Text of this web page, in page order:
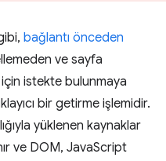
bağlantı önceden
ve sayfa
için istekte bulunmaya
bir getirme işlemidir.
yüklenen kaynaklar
ve DOM, JavaScript